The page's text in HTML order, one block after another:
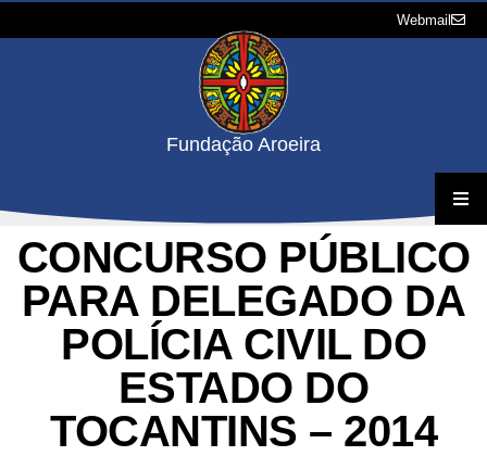
Webmail
Fundação Aroeira
A Fundação
Projetos
Concursos e Processos Seletivos
Downloads
CONCURSO PÚBLICO
PARA DELEGADO DA
POLÍCIA CIVIL DO
ESTADO DO
TOCANTINS – 2014